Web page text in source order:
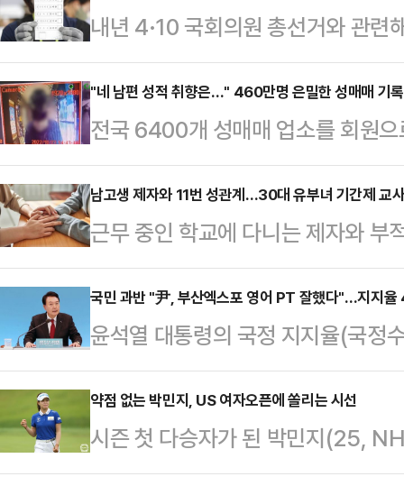
내년 4·10 국회의원 총선거와 관련
결과 "더불어민주당 후보"라는 응
38.7%로 여야 양당의 격차가 줄어
로 나타났다. 세부적으로는 여촌
소야(老與少野) 현상이 감지됐다.
공정㈜에 의뢰해 지난 26~27일 이
40.3%는 내년 총선 지역구에서 "
38.7%는 "국…
"네 남편 성적 취향은…" 460만명 은밀한 성매매 기
전국 6400개 성매매 업소를 회원
매수 남성의 개인정보를 불법 수집
다.22일 경기 남부경찰청은 개인정
혐의로 모바일 앱 운영자 A씨(40
(30대·여) 등 3명을 구속 송치했다
이용료 명목으로 취득한 범죄 수익
징 보전했다.이들은 2021년 1월부
남고생 제자와 11번 성관계…30대 유부녀 기간제 교
근무 중인 학교에 다니는 제자와 부
게 검찰이 징역 2년을 구형했다.21
심리로 열린 A씨(32·여)에 대한 결
아동학대 치료 프로그램 이수와 신
관 취업제한 명령을 청구했다.A씨
기간제 교사로 근무하는 고등학교
걸쳐 성관계하거나 유사성행위를
어서 아동학대…
국민 과반 "尹, 부산엑스포 영어 PT 잘했다"…지지
윤석열 대통령의 국정 지지율(국
나타났다.데일리안이 여론조사 전
26~27일 이틀간 전국 만 18세 이
윤 대통령의 국정수행에 대한 긍
편 12.2%), 부정평가는 54.9%(매
약점 없는 박민지, US 여자오픈에 쏠리는 시선
시즌 첫 다승자가 된 박민지(25,
향한다.박민지는 다음달 6일 미국